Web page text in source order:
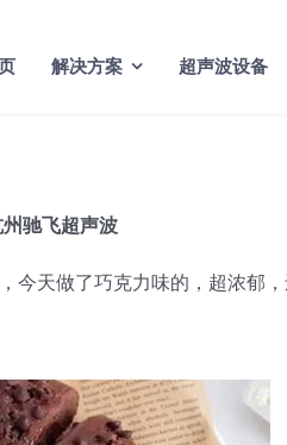
解决方案 超声波设备
驰飞超声波
今天做了巧克力味的，超浓郁